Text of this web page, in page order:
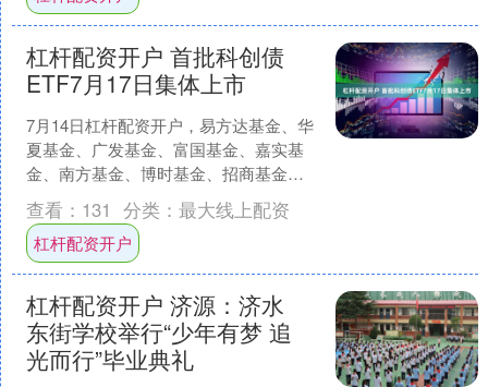
杠杆配资开户 首批科创债
ETF7月17日集体上市
7月14日杠杆配资开户，易方达基金、华
夏基金、广发基金、富国基金、嘉实基
金、南方基金、博时基金、招商基金、
鹏华基金、景顺长城基金集体发布公告
宣布，旗下首批科创债....
查看： 131 分类： 最大线上配资
杠杆配资开户
杠杆配资开户 济源：济水
东街学校举行“少年有梦 追
光而行”毕业典礼